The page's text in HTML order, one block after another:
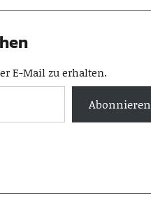
E-Mail zu erhalten.
Abonnieren